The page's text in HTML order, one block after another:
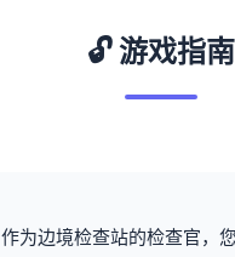
🔓 游戏指南
作为边境检查站的检查官，